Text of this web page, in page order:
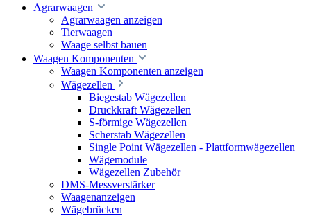
Agrarwaagen
Agrarwaagen anzeigen
Tierwaagen
Waage selbst bauen
Waagen Komponenten
Waagen Komponenten anzeigen
Wägezellen
Biegestab Wägezellen
Druckkraft Wägezellen
S-förmige Wägezellen
Scherstab Wägezellen
Single Point Wägezellen - Plattformwägezellen
Wägemodule
Wägezellen Zubehör
DMS-Messverstärker
Waagenanzeigen
Wägebrücken